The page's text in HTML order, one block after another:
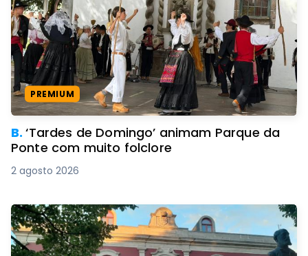
PREMIUM
B.‘Tardes de Domingo’ animam Parque da
Ponte com muito folclore
2 agosto 2026